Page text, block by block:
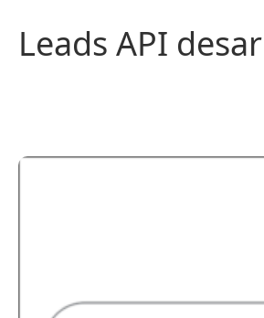
contenido
Leads API